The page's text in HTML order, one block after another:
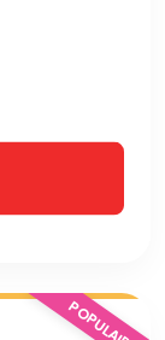
POPULAIRE